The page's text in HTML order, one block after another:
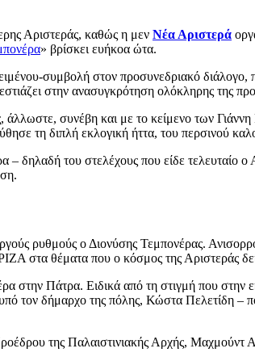
Αριστεράς, καθώς η μεν Νέα Αριστερά
» βρίσκει ευήκοα ώτα.
συμβολή στον προσυνεδριακό διάλογο,
στην ανασυγκρότηση ολόκληρης της
άλλωστε, συνέβη και με το κείμενο των
τη διπλή εκλογική ήττα, του περσινού
δηλαδή του στελέχους που είδε τελευταίο ο
ρυθμούς ο Διονύσης Τεμπονέρας.
στα θέματα που ο κόσμος της Αριστεράς
στην Πάτρα. Ειδικά από τη στιγμή που
τον δήμαρχο της πόλης, Κώστα Πελετίδη –
της Παλαιστινιακής Αρχής, Μαχμούντ